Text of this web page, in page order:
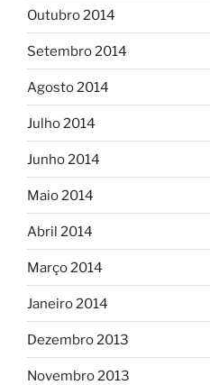
Outubro 2014
Setembro 2014
Agosto 2014
Julho 2014
Junho 2014
Maio 2014
Abril 2014
Março 2014
Janeiro 2014
Dezembro 2013
Novembro 2013